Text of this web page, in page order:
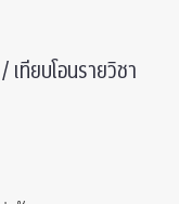
ทียบโอนรายวิชา